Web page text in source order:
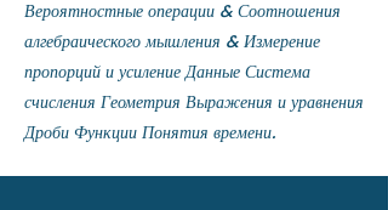
Вероятностные операции & Соотношения
алгебраического мышления & Измерение
пропорций и усиление Данные Система
счисления Геометрия Выражения и уравнения
Дроби Функции Понятия времени.